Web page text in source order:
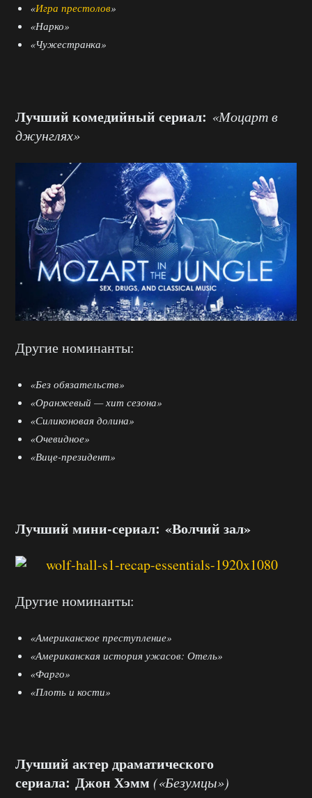
«Игра престолов»
«Нарко»
«Чужестранка»
Лучший комедийный сериал: «Моцарт в
джунглях»
Другие номинанты:
«Без обязательств»
«Оранжевый — хит сезона»
«Силиконовая долина»
«Очевидное»
«Вице-президент»
Лучший мини-сериал: «Волчий зал»
Другие номинанты:
«Американское преступление»
«Американская история ужасов: Отель»
«Фарго»
«Плоть и кости»
Лучший актер драматического
сериала: Джон Хэмм («Безумцы»)